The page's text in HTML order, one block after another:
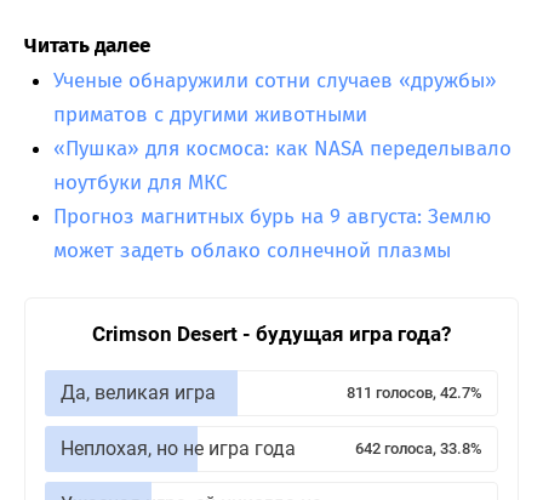
Читать далее
Ученые обнаружили сотни случаев «дружбы»
приматов с другими животными
«Пушка» для космоса: как NASA переделывало
ноутбуки для МКС
Прогноз магнитных бурь на 9 августа: Землю
может задеть облако солнечной плазмы
Crimson Desert - будущая игра года?
Да, великая игра 811 голосов, 42.7%
Неплохая, но не игра года 642 голоса, 33.8%